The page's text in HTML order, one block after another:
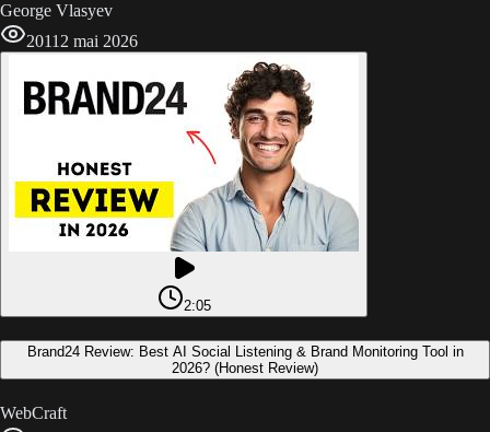
George Vlasyev
20112 mai 2026
2:05
Brand24 Review: Best AI Social Listening & Brand Monitoring Tool in
2026? (Honest Review)
WebCraft